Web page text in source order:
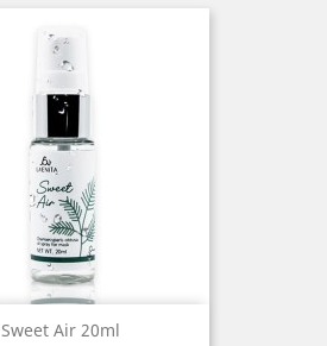
Sweet Air 20ml